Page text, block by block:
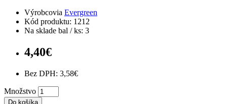
Výrobcovia Evergreen
Kód produktu: 1212
Na sklade bal / ks: 3
4,40€
Bez DPH: 3,58€
Množstvo
Do košíka